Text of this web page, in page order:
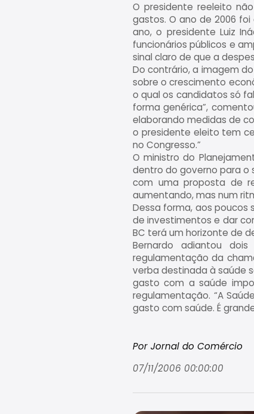
O presidente reeleito
gastos. O ano de 2006
ano, o presidente Luiz
funcionários públicos e
sinal claro de que a
Do contrário, a imagem
sobre o crescimento
o qual os candidatos só
forma genérica”,
elaborando medidas de
o presidente eleito tem
no Congresso.”
O ministro do
dentro do governo para o
com uma proposta de
aumentando, mas num
Dessa forma, aos poucos
de investimentos e dar
BC terá um horizonte de
Bernardo adiantou
regulamentação da
verba destinada à saúde
gasto com a saúde
regulamentação. “A
gasto com saúde. É
Por Jornal do Comércio
07/11/2006 00:00:00